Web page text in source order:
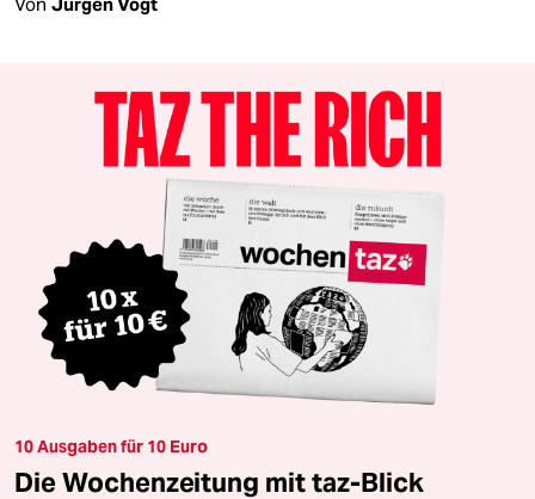
10 Ausgaben für 10 Euro
Die Wochenzeitung mit taz-Blick